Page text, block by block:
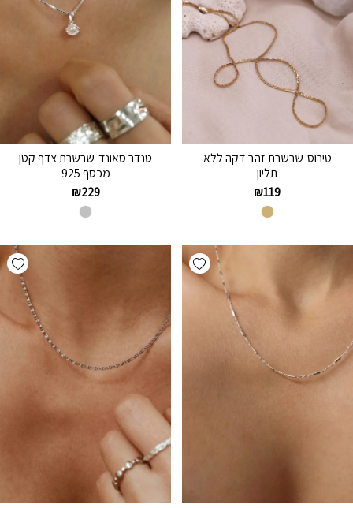
טירוס-שרשרת זהב דקה ללא
תליון
₪119
טנדר סאונד-שרשרת צדף קטן
מכסף 925
₪229
Add wishlist